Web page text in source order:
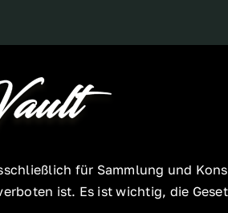
für Sammlung und
ist. Es ist wichtig, die